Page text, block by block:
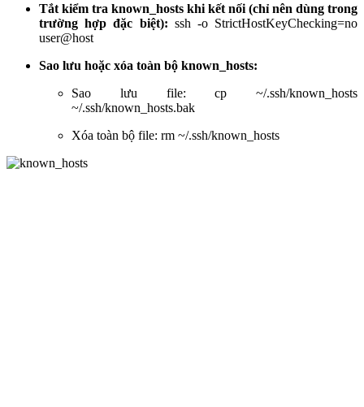
Tắt kiểm tra known_hosts khi kết nối (chỉ nên dùng trong
trường hợp đặc biệt): ssh -o StrictHostKeyChecking=no
user@host
Sao lưu hoặc xóa toàn bộ known_hosts:
Sao lưu file: cp ~/.ssh/known_hosts
~/.ssh/known_hosts.bak
Xóa toàn bộ file: rm ~/.ssh/known_hosts